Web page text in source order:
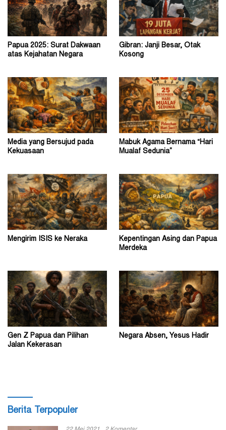
Papua 2025: Surat Dakwaan
atas Kejahatan Negara
Gibran: Janji Besar, Otak
Kosong
Media yang Bersujud pada
Kekuasaan
Mabuk Agama Bernama “Hari
Mualaf Sedunia”
Mengirim ISIS ke Neraka
Kepentingan Asing dan Papua
Merdeka
Gen Z Papua dan Pilihan
Jalan Kekerasan
Negara Absen, Yesus Hadir
Berita Terpopuler